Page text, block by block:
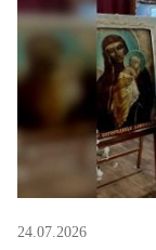
24.07.2026